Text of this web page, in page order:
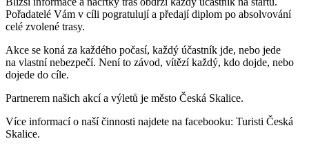
Pořadatelé Vám v cíli pogratulují a předají diplom po absolvování
celé zvolené trasy.
Akce se koná za každého počasí, každý účastník jde, nebo jede
na vlastní nebezpečí. Není to závod, vítězí každý, kdo dojde, nebo
dojede do cíle.
Partnerem našich akcí a výletů je město Česká Skalice.
Více informací o naší činnosti najdete na facebooku: Turisti Česká
Skalice.